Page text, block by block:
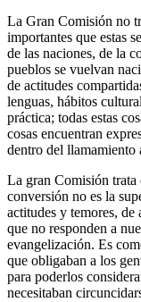
La Gran Comisión no
importantes que estas
de las naciones, de la
pueblos se vuelvan
de actitudes
lenguas, hábitos
práctica; todas estas
cosas encuentran
dentro del llamamiento
La gran Comisión trata
conversión no es la
actitudes y temores,
que no responden a
evangelización. Es
que obligaban a los
para poderlos
necesitaban